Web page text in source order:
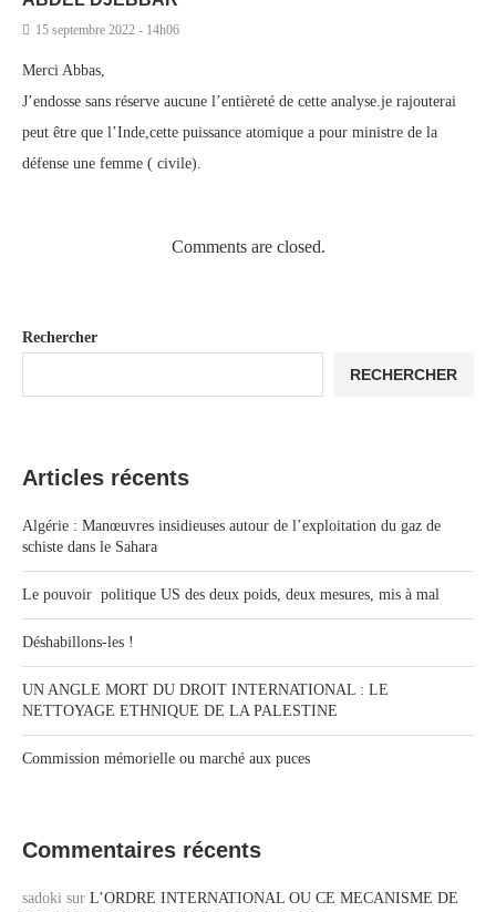
15 septembre 2022 - 14h06
Merci Abbas,
J’endosse sans réserve aucune l’entièreté de cette analyse.je rajouterai
peut être que l’Inde,cette puissance atomique a pour ministre de la
défense une femme ( civile).
Comments are closed.
Rechercher
RECHERCHER
Articles récents
Algérie : Manœuvres insidieuses autour de l’exploitation du gaz de
schiste dans le Sahara
Le pouvoir politique US des deux poids, deux mesures, mis à mal
Déshabillons-les !
UN ANGLE MORT DU DROIT INTERNATIONAL : LE
NETTOYAGE ETHNIQUE DE LA PALESTINE
Commission mémorielle ou marché aux puces
Commentaires récents
sadoki sur L’ORDRE INTERNATIONAL OU CE MECANISME DE